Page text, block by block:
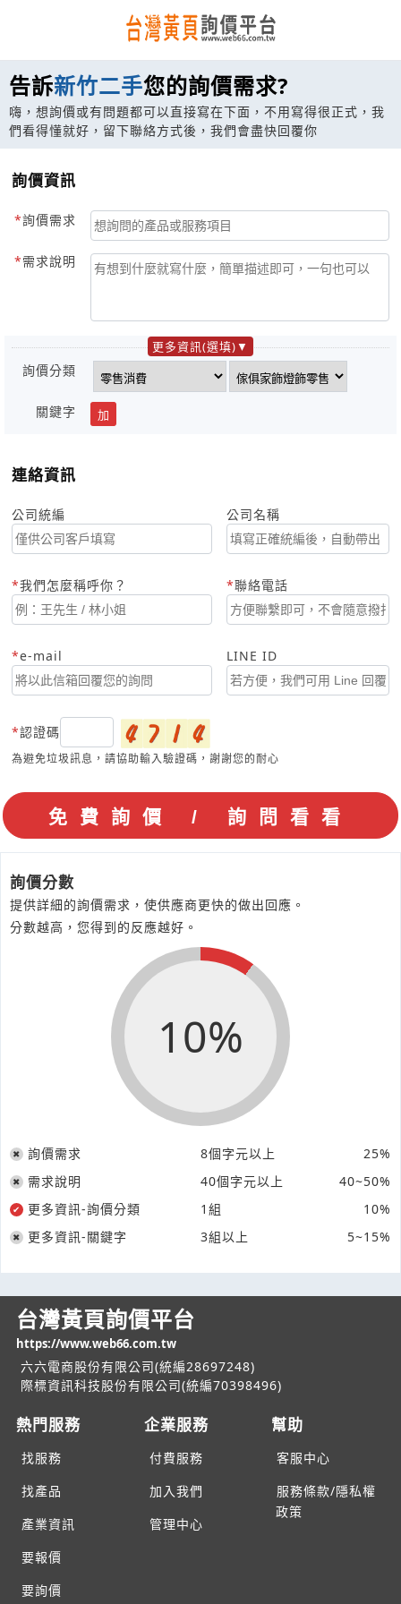
告訴新竹二手您的詢價需求?
嗨，想詢價或有問題都可以直接寫在下面，不用寫得很正式，我
們看得懂就好，留下聯絡方式後，我們會盡快回覆你
詢價資訊
詢價需求
需求說明
更多資訊(選填)
詢價分類
關鍵字 加
連絡資訊
公司統編 公司名稱
我們怎麼稱呼你？ 聯絡電話
e-mail LINE ID
認證碼
為避免垃圾訊息，請協助輸入驗證碼，謝謝您的耐心
詢價分數
提供詳細的詢價需求，使供應商更快的做出回應。
分數越高，您得到的反應越好。
10%
詢價需求 8個字元以上
25%
需求說明
40個字元以上
40~50%
更多資訊-詢價分類
1組
10%
更多資訊-關鍵字
3組以上 5~15%
台灣黃頁詢價平台
https://www.web66.com.tw
六六電商股份有限公司(統編28697248)
際標資訊科技股份有限公司(統編70398496)
熱門服務
找服務
找產品
產業資訊
要報價
要詢價
企業服務
付費服務
加入我們
管理中心
幫助
客服中心
服務條款/隱私權
政策